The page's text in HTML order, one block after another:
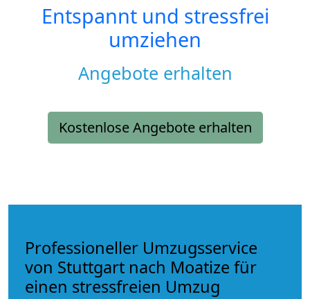
Entspannt und stressfrei
umziehen
Angebote erhalten
Kostenlose Angebote erhalten
Professioneller Umzugsservice
von Stuttgart nach Moatize für
einen stressfreien Umzug